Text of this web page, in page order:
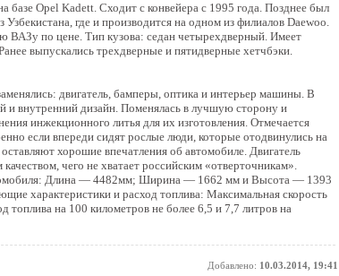
Opel Kadett. Сходит с конвейера с 1995 года. Позднее был
где и производится на одном из филиалов Daewoo.
ВАЗу по цене. Тип кузова: седан четырехдверный. Имеет
выпускались трехдверные и пятидверные хетчбэки.
двигатель, бамперы, оптика и интерьер машины. В
и внутренний дизайн. Поменялась в лучшую сторону и
инжекционного литья для их изготовления. Отмечается
если впереди сидят рослые люди, которые отодвинулись на
хорошие впечатления об автомобиле. Двигатель
чего не хватает российским «отверточникам».
Длина — 4482мм; Ширина — 1662 мм и Высота — 1393
характеристики и расход топлива: Максимальная скорость
на 100 километров не более 6,5 и 7,7 литров на
Добавлено: 10.03.2014, 19:41